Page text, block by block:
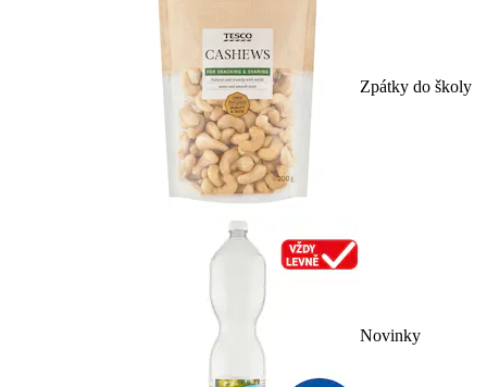
Zpátky do školy
Novinky